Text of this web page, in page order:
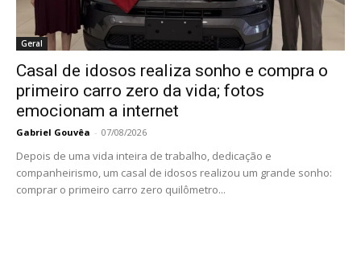
Geral
Casal de idosos realiza sonho e compra o
primeiro carro zero da vida; fotos
emocionam a internet
Gabriel Gouvêa - 07/08/2026
Depois de uma vida inteira de trabalho, dedicação e
companheirismo, um casal de idosos realizou um grande sonho:
comprar o primeiro carro zero quilômetro...